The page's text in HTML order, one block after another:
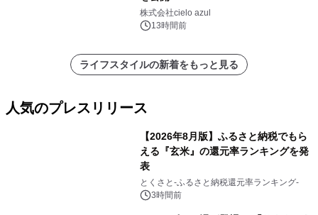
株式会社cielo azul
13時間前
ライフスタイルの新着をもっと見る
人気のプレスリリース
【2026年8月版】ふるさと納税でもら
える『玄米』の還元率ランキングを発
表
とくさと-ふるさと納税還元率ランキング-
3時間前